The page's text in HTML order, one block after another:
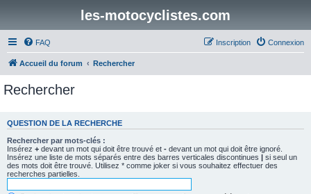
les-motocyclistes.com
FAQ Connexion
Inscription
Accueil du forum Rechercher
Rechercher
QUESTION DE LA RECHERCHE
Rechercher par mots-clés :
Insérez + devant un mot qui doit être trouvé et - devant un mot qui doit être ignoré.
Insérez une liste de mots séparés entre des barres verticales discontinues | si seul un
des mots doit être trouvé. Utilisez * comme joker si vous souhaitez effectuer des
recherches partielles.